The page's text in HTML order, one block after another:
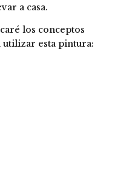
a casa.
los conceptos
utilizar esta pintura: